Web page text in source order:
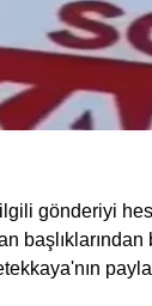
gönderiyi